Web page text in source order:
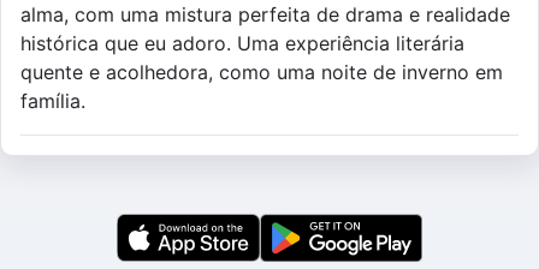
alma, com uma mistura perfeita de drama e realidade
histórica que eu adoro. Uma experiência literária
quente e acolhedora, como uma noite de inverno em
família.